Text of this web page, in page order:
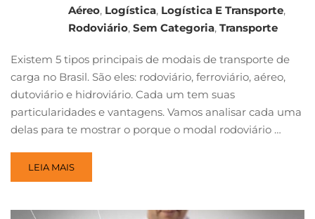
Aéreo, Logística, Logística E Transporte,
Rodoviário, Sem Categoria, Transporte
Existem 5 tipos principais de modais de transporte de
carga no Brasil. São eles: rodoviário, ferroviário, aéreo,
dutoviário e hidroviário. Cada um tem suas
particularidades e vantagens. Vamos analisar cada uma
delas para te mostrar o porque o modal rodoviário …
LEIA MAIS